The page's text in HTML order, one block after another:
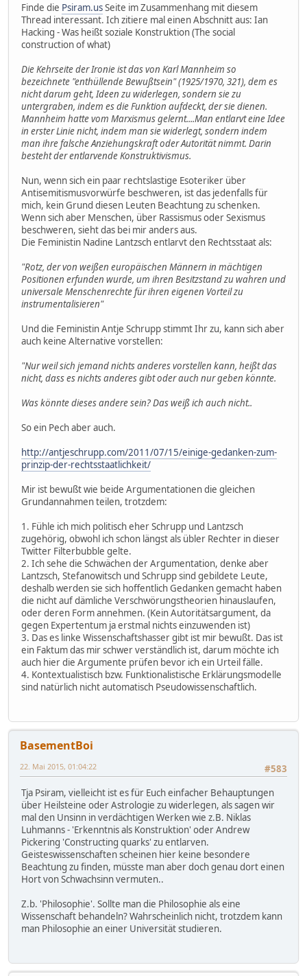
Finde die Psiram.usSeite im Zusammenhang mit diesem
Thread interessant. Ich zitiere mal einen Abschnitt aus: Ian
Hacking - Was heißt soziale Konstruktion (The social
construction of what)
Die Kehrseite der Ironie ist das von Karl Mannheim so
bezeichnete "enthüllende Bewußtsein" (1925/1970, 321), dem es
nicht darum geht, Ideen zu widerlegen, sondern sie zu
untergraben, indem es die Funktion aufdeckt, der sie dienen.
Mannheim hatte vom Marxismus gelernt....Man entlarvt eine Idee
in erster Linie nicht, indem man sie widerlegt, sondern indem
man ihre falsche Anziehungskraft oder Autorität nimmt. Darin
besteht der entlarvende Konstruktivismus.
Nun, wenn sich ein paar rechtslastige Esoteriker über
Antisemitismusvorwürfe beschweren, ist das jedenfalls für
mich, kein Grund diesen Leuten Beachtung zu schenken.
Wenn sich aber Menschen, über Rassismus oder Sexismus
beschweren, sieht das bei mir anders aus.
Die Feministin Nadine Lantzsch entlarvt den Rechtsstaat als:
"Rotz, der von weißen europäischen Männern in mächtigen
Positionen erfunden wurde, um ihren Besitzstand zu wahren und
universale Menschenrechte für ihren eigenen Vorteil zu
instrumentalisieren"
Und die Feministin Antje Schrupp stimmt Ihr zu, kann sich aber
auch keine Alternative vorstellen:
"Nur weil sich jemand nichts anderes vorstellen kann, heißt das
nicht, dass es nichts anderes gibt oder auch nur geben könnte.
Was könnte dieses andere sein? Das weiß ich auch nicht..
So ein Pech aber auch.
http://antjeschrupp.com/2011/07/15/einige-gedanken-zum-
prinzip-der-rechtsstaatlichkeit/
Mir ist bewußt wie beide Argumentationen die gleichen
Grundannahmen teilen, trotzdem:
1. Fühle ich mich politisch eher Schrupp und Lantzsch
zugehörig, obwohl ich schon längst als übler Rechter in dieser
Twitter Filterbubble gelte.
2. Ich sehe die Schwächen der Argumentation, denke aber
Lantzsch, Stefanowitsch und Schrupp sind gebildete Leute,
deshalb werden sie sich hoffentlich Gedanken gemacht haben
die nicht auf dämliche Verschwörungstheorien hinauslaufen,
oder deren Form annehmen. (Kein Autoritätsargument, da
gegen Expertentum ja erstmal nichts einzuwenden ist)
3. Das es linke Wissenschaftshasser gibt ist mir bewußt. Das ist
ein Faktum das mir schwer verständlich ist, darum möchte ich
auch hier die Argumente prüfen bevor ich ein Urteil fälle.
4. Kontextualistisch bzw. Funktionalistische Erklärungsmodelle
sind natürlich nicht automatisch Pseudowissenschaftlich.
BasementBoi
#583
22. Mai 2015, 01:04:22
Tja Psiram, vielleicht ist es für Euch einfacher Behauptungen
über Heilsteine oder Astrologie zu widerlegen, als sagen wir
mal den Unsinn in verdächtigen Werken wie z.B. Niklas
Luhmanns - 'Erkenntnis als Konstruktion' oder Andrew
Pickering 'Constructing quarks' zu entlarven.
Geisteswissenschaften scheinen hier keine besondere
Beachtung zu finden, müsste man aber doch genau dort einen
Hort von Schwachsinn vermuten..
Z.b. 'Philosophie'. Sollte man die Philosophie als eine
Wissenschaft behandeln? Wahrscheinlich nicht, trotzdem kann
man Philosophie an einer Universität studieren.